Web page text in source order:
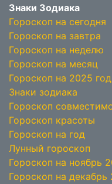
Знаки Зодиака
Гороскоп на сегодня
Гороскоп на завтра
Гороскоп на неделю
Гороскоп на месяц
Гороскоп на 2025 год
Знаки зодиака
Гороскоп
Гороскоп красоты
Гороскоп на год
Лунный гороскоп
Гороскоп на ноябрь
Гороскоп на декабрь